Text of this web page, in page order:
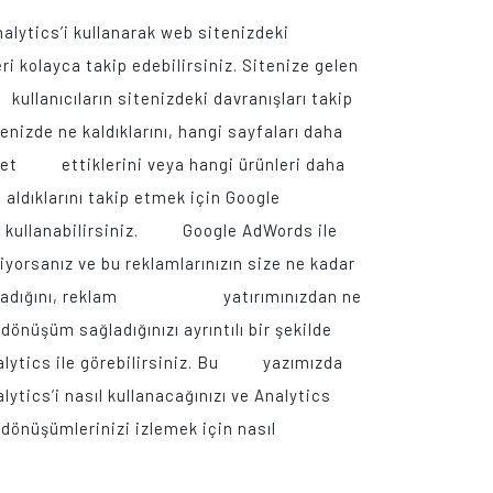
kullanarak web sitenizdeki
kolayca takip edebilirsiniz. Sitenize gelen
sitenizdeki davranışları takip
ne kaldıklarını, hangi sayfaları daha
ettiklerini veya hangi ürünleri daha
takip etmek için Google
kullanabilirsiniz. Google AdWords ile
ve bu reklamlarınızın size ne kadar
reklam yatırımınızdan ne
sağladığınızı ayrıntılı bir şekilde
ile görebilirsiniz. Bu yazımızda
nasıl kullanacağınızı ve Analytics
dönüşümlerinizi izlemek için nasıl